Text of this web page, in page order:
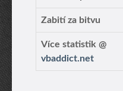
Zabití za bitvu
Více statistik @
vbaddict.net